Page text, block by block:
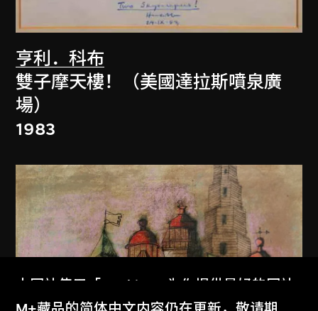
亨利．科布
雙子摩天樓！（美國達拉斯噴泉廣
場）
1983
本网站使用「Cookies」为你提供最好的网站